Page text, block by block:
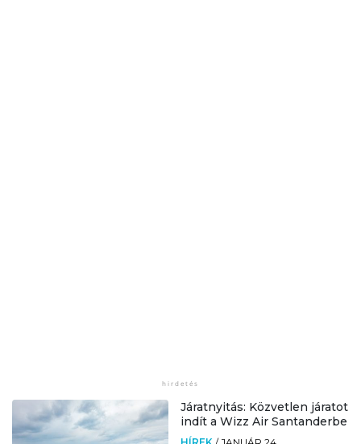
Járatnyitás: Közvetlen járatot
indít a Wizz Air Santanderbe